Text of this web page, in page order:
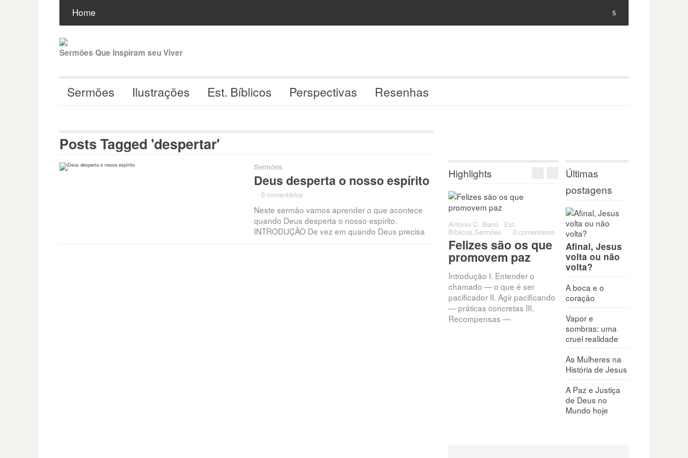
s
para
conteúdo
Home
Sermões Que Inspiram seu Viver
Sermões Ilustrações Est. Bíblicos Perspectivas Resenhas
Posts Tagged 'despertar'
Sermões
Deus desperta o nosso espírito
0 comentários
Neste sermão vamos aprender o que acontece
quando Deus desperta o nosso espírito.
INTRODUÇÃO De vez em quando Deus precisa
Highlights
Antonio C. Barro Est.
Bíblicos,Sermões 0 comentários
Felizes são os que
promovem paz
Introdução I. Entender o
chamado — o que é ser
pacificador II. Agir pacificando
— práticas concretas III.
Recompensas —
Últimas
postagens
Afinal, Jesus
volta ou não
volta?
A boca e o
coração
Vapor e
sombras: uma
cruel realidade
As Mulheres na
História de Jesus
A Paz e Justiça
de Deus no
Mundo hoje